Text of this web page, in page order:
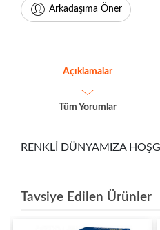
Arkadaşıma Öner
Açıklamalar
Tüm Yorumlar
RENKLİ DÜNYAMIZA
Tavsiye Edilen Ürünler